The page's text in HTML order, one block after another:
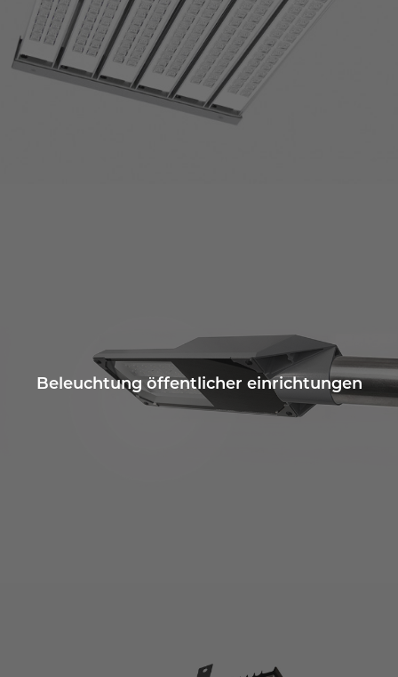
Beleuchtung öffentlicher einrichtungen